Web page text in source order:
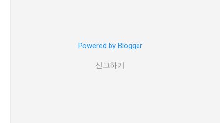
Powered by Blogger
신고하기